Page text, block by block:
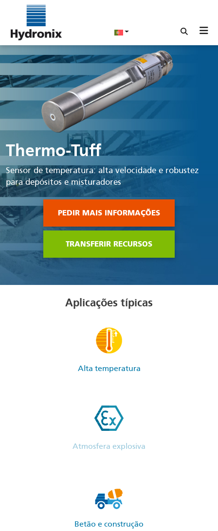
Thermo-Tuff
Sensor de temperatura: alta velocidade e robustez
para depósitos e misturadores
PEDIR MAIS INFORMAÇÕES
TRANSFERIR RECURSOS
Aplicações típicas
Alta temperatura
Atmosfera explosiva
Betão e construção